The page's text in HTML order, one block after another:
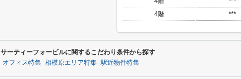
4階
***
サーティーフォービルに関するこだわり条件から探す
オフィス特集 相模原エリア特集 駅近物件特集